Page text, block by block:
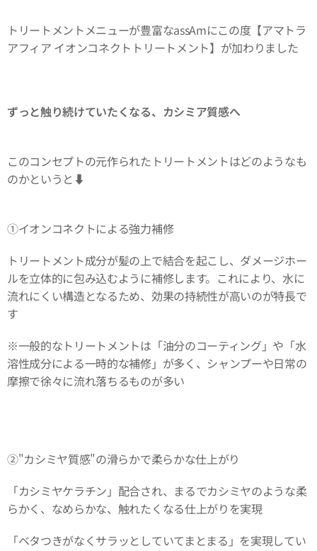
トリートメントメニューが豊富なassAmにこの度【アマトラ
アフィア イオンコネクトトリートメント】が加わりました
ずっと触り続けていたくなる、カシミア質感へ
このコンセプトの元作られたトリートメントはどのようなも
のかというと⬇️
①イオンコネクトによる強力補修
トリートメント成分が髪の上で結合を起こし、ダメージホー
ルを立体的に包み込むように補修します。これにより、水に
流れにくい構造となるため、効果の持続性が高いのが特長で
す❗️
※一般的なトリートメントは「油分のコーティング」や「水
溶性成分による一時的な補修」が多く、シャンプーや日常の
摩擦で徐々に流れ落ちるものが多い
②"カシミヤ質感"の滑らかで柔らかな仕上がり
「カシミヤケラチン」配合され、まるでカシミヤのような柔
らかく、なめらかな、触れたくなる仕上がりを実現✨
「ベタつきがなくサラッとしていてまとまる」を実現してい